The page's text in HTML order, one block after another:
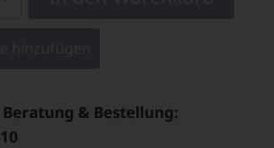
& Bestellung: